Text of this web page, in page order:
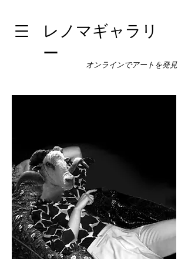
レノマギャラリ
ー
オンラインでアートを発見